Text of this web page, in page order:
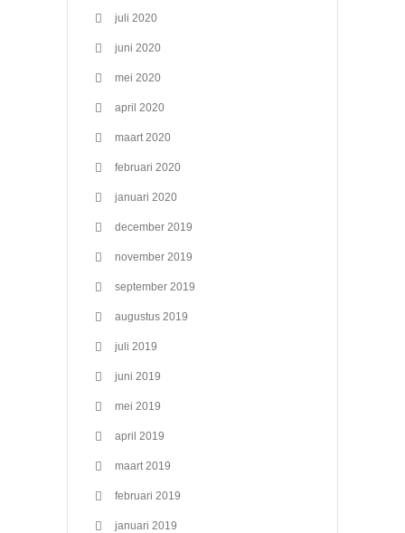
juli 2020
juni 2020
mei 2020
april 2020
maart 2020
februari 2020
januari 2020
december 2019
november 2019
september 2019
augustus 2019
juli 2019
juni 2019
mei 2019
april 2019
maart 2019
februari 2019
januari 2019